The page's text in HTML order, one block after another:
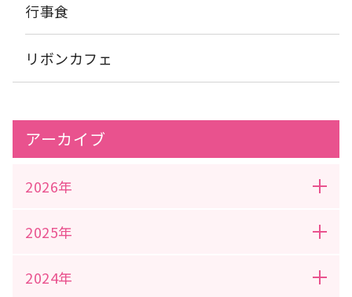
行事食
リボンカフェ
アーカイブ
2026年
2025年
2024年